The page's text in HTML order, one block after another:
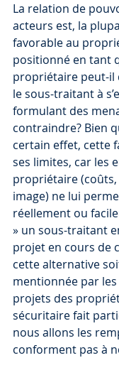
La relation de
acteurs est, la
favorable au
positionné en tant
propriétaire peut-
le sous-traitant à
formulant des
contraindre? Bien
certain effet, cette
ses limites, car les
propriétaire (coûts,
image) ne lui
réellement ou
» un sous-traitant
projet en cours de
cette alternative
mentionnée par
projets des
sécuritaire fait
nous allons les
conforment pas à